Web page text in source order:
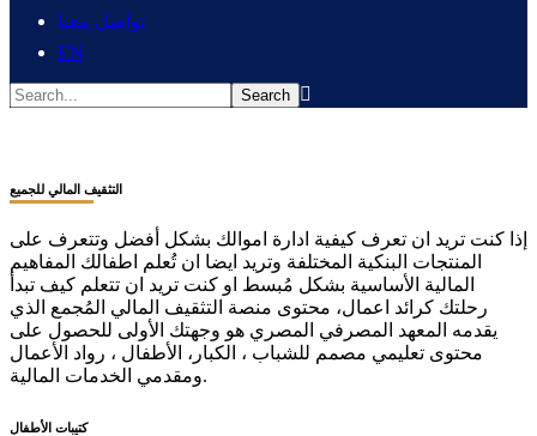
تواصل معنا
EN
التثقيف المالي للجميع
إذا كنت تريد ان تعرف كيفية ادارة اموالك بشكل أفضل وتتعرف على
المنتجات البنكية المختلفة وتريد ايضا ان تُعلم اطفالك المفاهيم
المالية الأساسية بشكل مُبسط او كنت تريد ان تتعلم كيف تبدأ
رحلتك كرائد اعمال، محتوى منصة التثقيف المالي المُجمع الذي
يقدمه المعهد المصرفي المصري هو وجهتك الأولى للحصول على
محتوى تعليمي مصمم للشباب ، الكبار، الأطفال ، رواد الأعمال
ومقدمي الخدمات المالية.
كتيبات الأطفال